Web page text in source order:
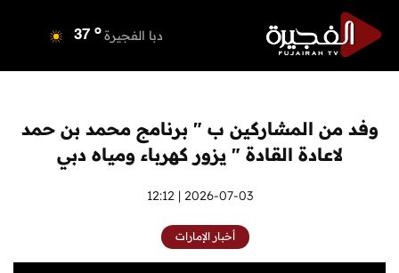
دبا الفجيرة 37 o
أم القيوين 35 o
راس الخيمة 36 o
الفجيرة
وفد من المشاركين ب " برنامج محمد بن حمد
لاعادة القادة " يزور كهرباء ومياه دبي
2026-07-03 | 12:12
أخبار الإمارات